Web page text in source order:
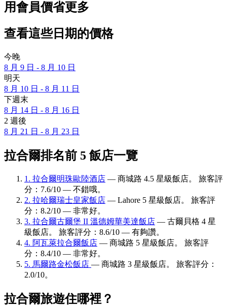
用會員價省更多
查看這些日期的價格
今晚
8 月 9 日 - 8 月 10 日
明天
8 月 10 日 - 8 月 11 日
下週末
8 月 14 日 - 8 月 16 日
2 週後
8 月 21 日 - 8 月 23 日
拉合爾排名前 5 飯店一覽
1. 拉合爾明珠歐陸酒店 — 商城路 4.5 星級飯店。 旅客評
分：7.6/10 — 不錯哦。
2. 拉哈爾瑞士皇家飯店 — Lahore 5 星級飯店。 旅客評
分：8.2/10 — 非常好。
3. 拉合爾古爾堡 II 溫德姆華美達飯店 — 古爾貝格 4 星
級飯店。 旅客評分：8.6/10 — 有夠讚。
4. 阿瓦萊拉合爾飯店 — 商城路 5 星級飯店。 旅客評
分：8.4/10 — 非常好。
5. 馬爾路金松飯店 — 商城路 3 星級飯店。 旅客評分：
2.0/10。
拉合爾旅遊住哪裡？